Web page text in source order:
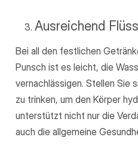
Ausreichend
Bei all den festlichen
Punsch ist es leicht, die
vernachlässigen. Stellen Sie
zu trinken, um den Körper
unterstützt nicht nur die
auch die allgemeine